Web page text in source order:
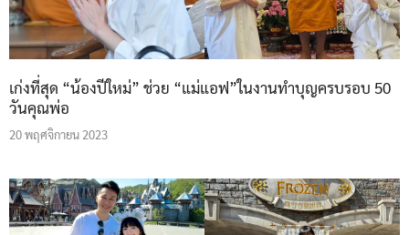
เก่งที่สุด “น้องปีใหม่” ช่วย “แม่แอฟ”ในงานทำบุญครบรอบ 50
วันคุณพ่อ
20 พฤศจิกายน 2023